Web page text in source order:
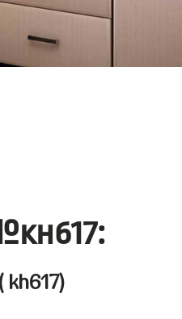
( kh617)